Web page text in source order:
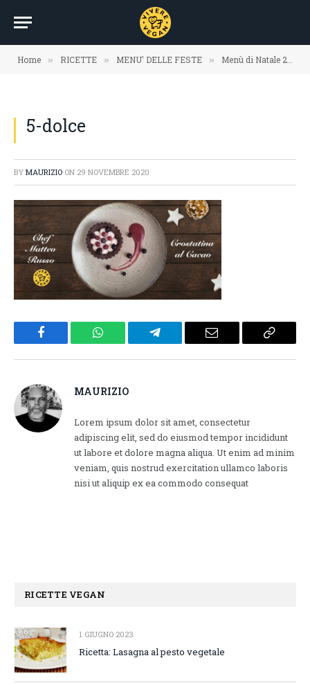
Home » RICETTE » MENU' DELLE FESTE » Menù di Natale 2020
5-dolce
BY MAURIZIO ON 29 NOVEMBRE 2020
Facebook WhatsApp Telegram Email
Copy
MAURIZIO
Lorem ipsum dolor sit amet, consectetur
adipiscing elit, sed do eiusmod tempor incididunt
ut labore et dolore magna aliqua. Ut enim ad minim
veniam, quis nostrud exercitation ullamco laboris
nisi ut aliquip ex ea commodo consequat
RICETTE VEGAN
1 GIUGNO 2023
Ricetta: Lasagna al pesto vegetale